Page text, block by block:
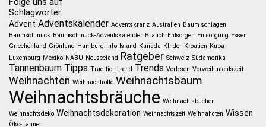
Schlagwörter
Advent Adventskalender Adventskranz Australien Baum schlagen
Baumschmuck Baumschmuck-Adventskalender Brauch Entsorgen Entsorgung Essen
Griechenland Grönland Hamburg Info Island Kanada KInder Kroatien Kuba
Luxemburg Mexiko NABU Neuseeland Ratgeber Schweiz Südamerika
Tannenbaum Tipps Tradition trend Trends Vorlesen Vorweihnachtszeit
Weihnachten Weihnachtrolle Weihnachtsbaum
Weihnachtsbräuche Weihnachtsbücher
Weihnachtsdeko Weihnachtsdekoration Weihnachtszeit Weihnahcten Wissen
Öko-Tanne